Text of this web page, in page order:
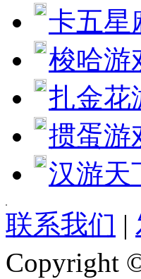
卡五星
梭哈游
扎金花
掼蛋游
汉游天
[quote]
[b]软件语言:[/b] 英文
[b]软件类别:[/b] 动作游戏
[b]运行环境:[/b]
[b]授权方式:[/b] 共享软件
联系我们 |
Copyright